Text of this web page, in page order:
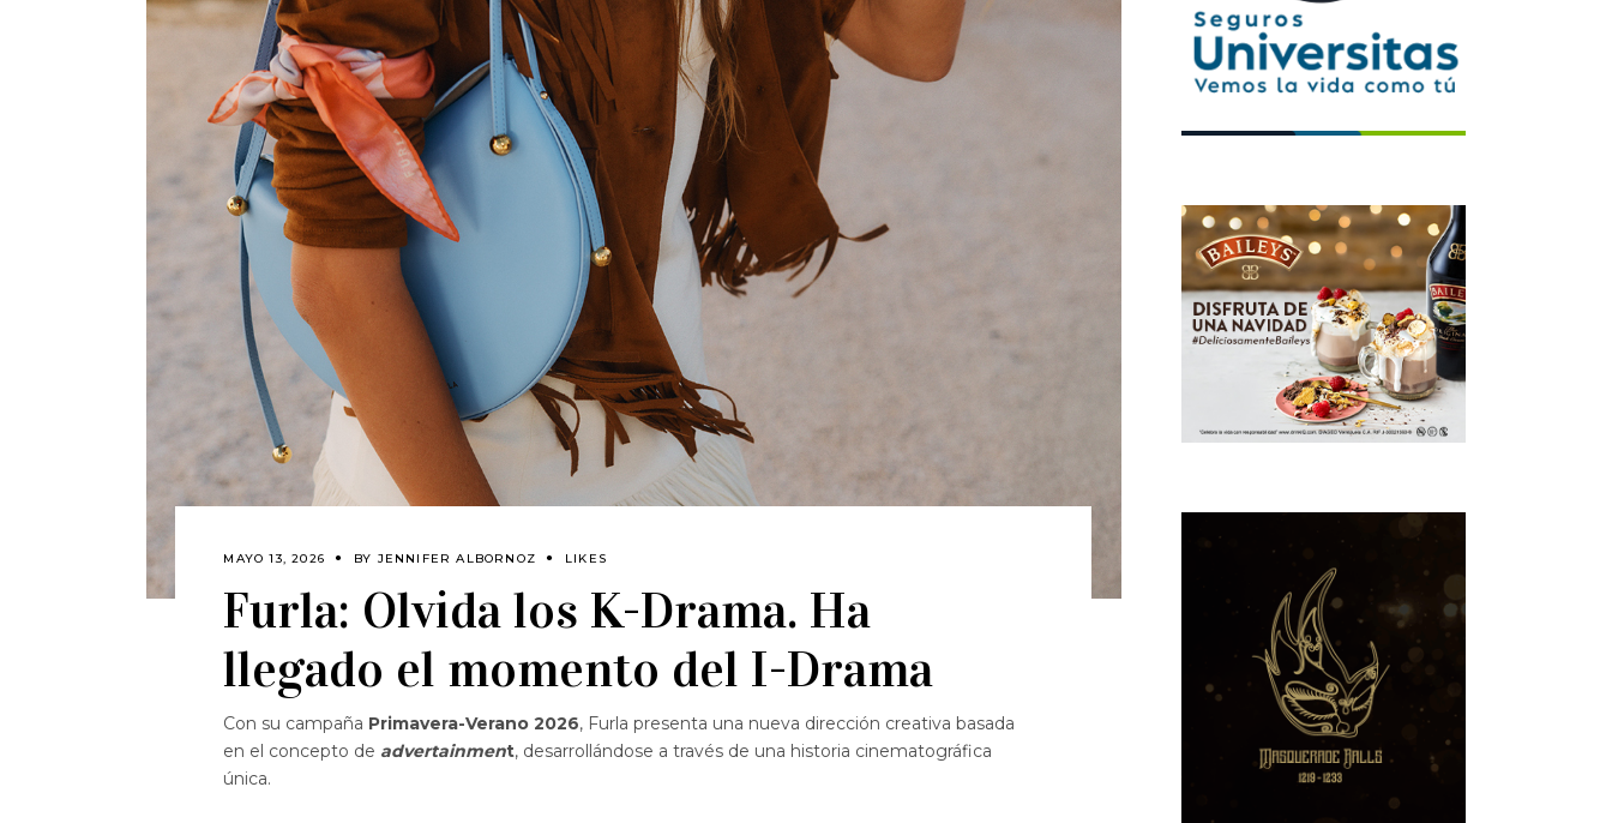
MAYO 13, 2026 BY JENNIFER ALBORNOZ LIKES
Furla: Olvida los K-Drama. Ha
llegado el momento del I-Drama
Con su campaña Primavera-Verano 2026, Furla presenta una nueva dirección creativa basada
en el concepto de advertainment, desarrollándose a través de una historia cinematográfica
única.